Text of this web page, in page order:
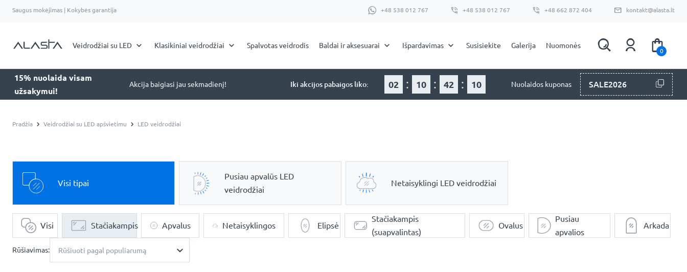
Saugus mokėjimas | Kokybės garantija +48 538 012 767 +48 538 012 767 +48 662 872 404 kontakt@alasta.lt
Veidrodžiai su LED Klasikiniai veidrodžiai Spalvotas veidrodis Baldai ir aksesuarai Išpardavimas Susisiekite Galerija Nuomonės
0
15% nuolaida visam
užsakymui!
Akcija baigiasi jau sekmadienį! Iki akcijos pabaigos liko: 02 : 10 : 42 : 08 Nuolaidos kuponas SALE2026
Pradžia Veidrodžiai su LED apšvietimu LED veidrodžiai
Visi tipai
Pusiau apvalūs LED
veidrodžiai
Netaisyklingi LED veidrodžiai
Visi Stačiakampis Apvalus Netaisyklingos Elipsė
Stačiakampis
(suapvalintas)
Ovalus
Pusiau
apvalios
Arkada
Rūšiavimas: Rūšiuoti pagal populiarumą